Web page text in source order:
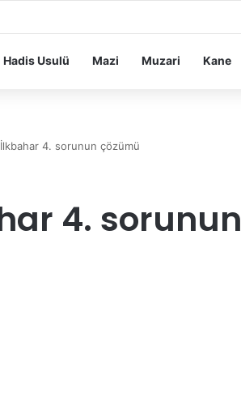
Hadis Usulü Mazi Muzari Kane
4. sorunun çözümü
4. sorunun